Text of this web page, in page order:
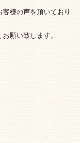
様の声を頂いており
願い致します。